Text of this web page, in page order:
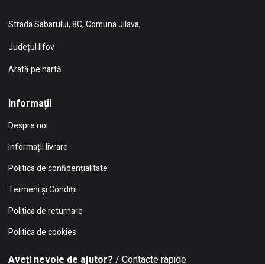
Strada Sabarului, 8C, Comuna Jilava,
Județul Ilfov
Arată pe hartă
Informații
Despre noi
Informații livrare
Politica de confidențialitate
Termeni și Condiții
Politica de returnare
Politica de cookies
Aveți nevoie de ajutor? / Contacte rapide